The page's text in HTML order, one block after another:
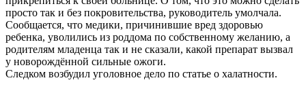
просто так и без покровительства, руководитель умолчала.
Сообщается, что медики, причинившие вред здоровью
ребенка, уволились из роддома по собственному желанию, а
родителям младенца так и не сказали, какой препарат вызвал
у новорождённой сильные ожоги.
Следком возбудил уголовное дело по статье о халатности.